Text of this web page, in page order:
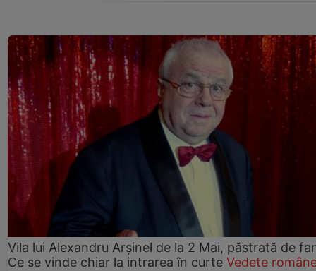
Vila lui Alexandru Arșinel de la 2 Mai, păstrată de
Ce se vinde chiar la intrarea în curte Vedete